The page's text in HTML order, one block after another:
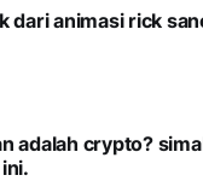
dari animasi rick
adalah crypto?